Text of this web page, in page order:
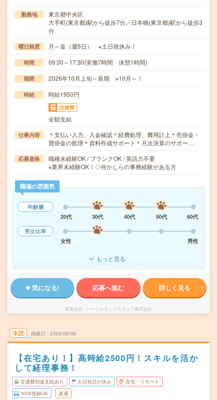
勤務地
東京都中央区
大手町(東京都)駅から徒歩7分／日本橋(東京都)駅から徒歩3
分
曜日頻度 月～金（週5日） ※土日祝休み！
時間 09:30～17:30(実働7時間 休憩1時間)
期間 2026年10月上旬～長期 ※10月～！
時給 時給1950円
交通費
全額支給
仕事内容
＊支払い入力、入金確認＊経費処理、費用計上＊売掛金・
買掛金の処理＊資料作成サポート＊月次決算のサポー…
応募資格
職種未経験OK / ブランクOK / 英語力不要
※業界未経験OK！◇何かしらの事務経験がある方
職場の雰囲気
年齢層
20代
30代 40代 50代
60代
男女比率
女性
男性
もっと見る
気になる! 応募へ進む 詳しく見る
派遣会社 パーソルテンプスタッフ株式会社
未読 掲載日 2026/08/08
【在宅あり！】高時給2500円！スキルを活か
して経理事務！
交通費別途支給あり 土日祝日が休み 在宅・リモート
WEB登録OK 派遣